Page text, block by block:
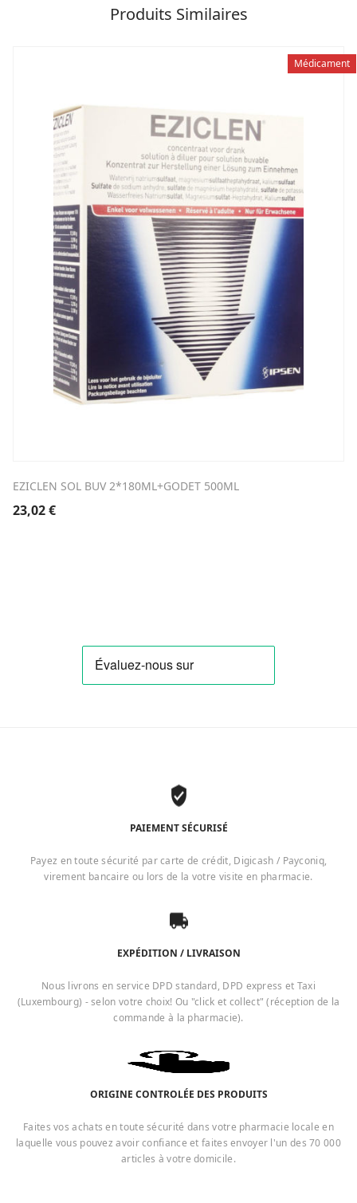
Produits Similaires
Médicament
EZICLEN SOL BUV 2*180ML+GODET 500ML
23,02€
PAIEMENT SÉCURISÉ
Payez en toute sécurité par carte de crédit, Digicash / Payconiq,
virement bancaire ou lors de la votre visite en pharmacie.
EXPÉDITION / LIVRAISON
Nous livrons en service DPD standard, DPD express et Taxi
(Luxembourg) - selon votre choix! Ou "click et collect" (réception de la
commande à la pharmacie).
ORIGINE CONTROLÉE DES PRODUITS
Faites vos achats en toute sécurité dans votre pharmacie locale en
laquelle vous pouvez avoir confiance et faites envoyer l'un des 70 000
articles à votre domicile.